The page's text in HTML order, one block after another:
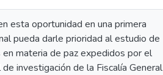
esta oportunidad en una primera
pueda darle prioridad al estudio de
materia de paz expedidos por el
investigación de la Fiscalía General